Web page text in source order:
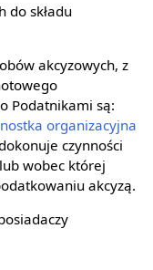
do składu
akcyzowych, z
Podatnikami są:
organizacyjna
czynności
wobec której
akcyzą.